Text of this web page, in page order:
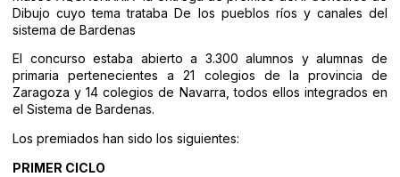
Dibujo cuyo tema trataba De los pueblos ríos y canales del
sistema de Bardenas
El concurso estaba abierto a 3.300 alumnos y alumnas de
primaria pertenecientes a 21 colegios de la provincia de
Zaragoza y 14 colegios de Navarra, todos ellos integrados en
el Sistema de Bardenas.
Los premiados han sido los siguientes:
PRIMER CICLO